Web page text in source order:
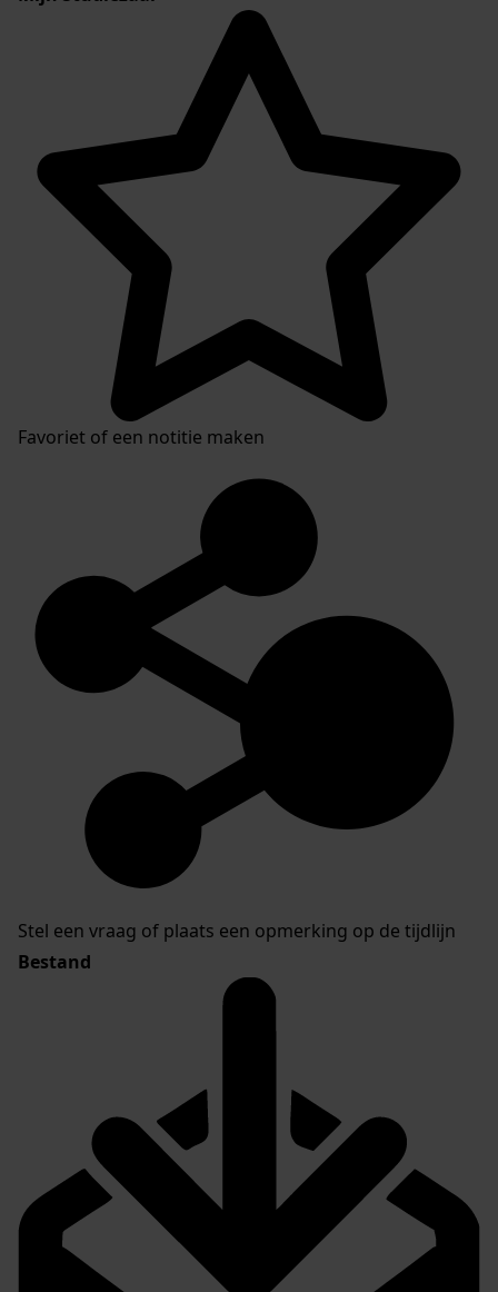
Favoriet of een notitie maken
Stel een vraag of plaats een opmerking op de tijdlijn
Bestand